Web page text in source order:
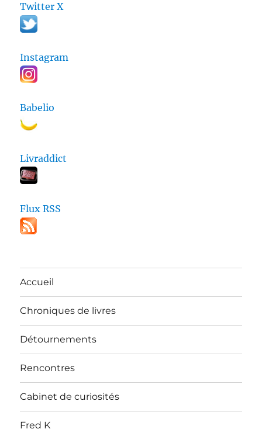
Twitter X
Instagram
Babelio
Livraddict
Flux RSS
Accueil
Chroniques de livres
Détournements
Rencontres
Cabinet de curiosités
Fred K